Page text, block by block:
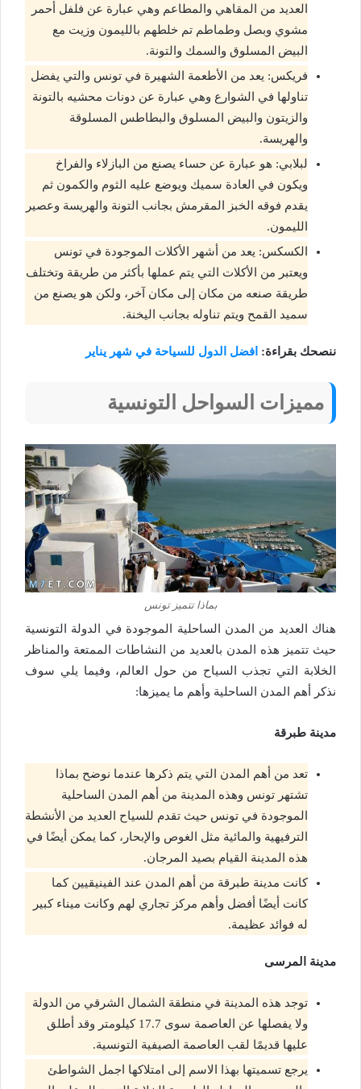
العديد من المقاهي والمطاعم وهي عبارة عن فلفل أحمر
مشوي وبصل وطماطم تم خلطهم بالليمون وزيت مع
البيض المسلوق والسمك والتونة.
فريكس: يعد من الأطعمة الشهيرة في تونس والتي يفضل
تناولها في الشوارع وهي عبارة عن دونات محشيه بالتونة
والزيتون والبيض المسلوق والبطاطس المسلوقة
والهريسة.
لبلابي: هو عبارة عن حساء يصنع من البازلاء والفراخ
ويكون في العادة سميك ويوضع عليه الثوم والكمون ثم
يقدم فوقه الخبز المقرمش بجانب التونة والهريسة وعصير
الليمون.
الكسكس: يعد من أشهر الأكلات الموجودة في تونس
ويعتبر من الأكلات التي يتم عملها بأكثر من طريقة وتختلف
طريقة صنعه من مكان إلى مكان آخر، ولكن هو يصنع من
سميد القمح ويتم تناوله بجانب اليخنة.
ننصحك بقراءة: افضل الدول للسياحة في شهر يناير
مميزات السواحل التونسية
بماذا تتميز تونس
هناك العديد من المدن الساحلية الموجودة في الدولة التونسية
حيث تتميز هذه المدن بالعديد من النشاطات الممتعة والمناظر
الخلابة التي تجذب السياح من حول العالم، وفيما يلي سوف
نذكر أهم المدن الساحلية وأهم ما يميزها:
مدينة طبرقة
تعد من أهم المدن التي يتم ذكرها عندما نوضح بماذا
تشتهر تونس وهذه المدينة من أهم المدن الساحلية
الموجودة في تونس حيث تقدم للسياح العديد من الأنشطة
الترفيهية والمائية مثل الغوص والإبحار، كما يمكن أيضًا في
هذه المدينة القيام بصيد المرجان.
كانت مدينة طبرقة من أهم المدن عند الفينيقيين كما
كانت أيضًا أفضل وأهم مركز تجاري لهم وكانت ميناء كبير
له فوائد عظيمة.
مدينة المرسى
توجد هذه المدينة في منطقة الشمال الشرقي من الدولة
ولا يفصلها عن العاصمة سوى 17.7 كيلومتر وقد أطلق
عليها قديمًا لقب العاصمة الصيفية التونسية.
يرجع تسميتها بهذا الاسم إلى امتلاكها اجمل الشواطئ